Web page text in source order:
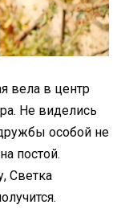
вела в центр
Не виделись
особой не
постой.
Светка